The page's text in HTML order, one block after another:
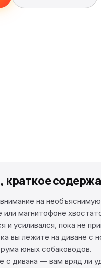
краткое
на
магнитофоне
и усиливался, пока не
вы лежите на диване с
юных собаководов.
дивана — вам вряд ли